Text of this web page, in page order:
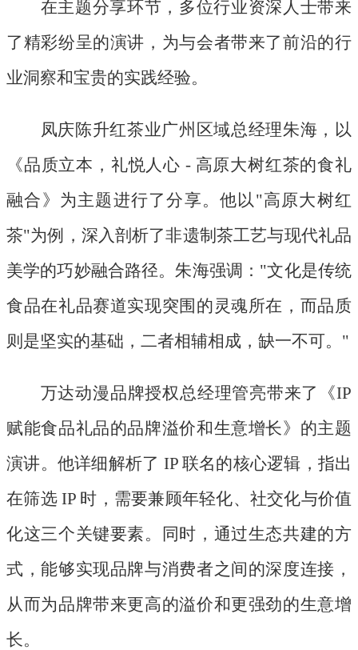
在主题分享环节，多位行业资深人士带来
了精彩纷呈的演讲，为与会者带来了前沿的行
业洞察和宝贵的实践经验。
凤庆陈升红茶业广州区域总经理朱海，以
《品质立本，礼悦人心 - 高原大树红茶的食礼
融合》为主题进行了分享。他以"高原大树红
茶"为例，深入剖析了非遗制茶工艺与现代礼品
美学的巧妙融合路径。朱海强调："文化是传统
食品在礼品赛道实现突围的灵魂所在，而品质
则是坚实的基础，二者相辅相成，缺一不可。"
万达动漫品牌授权总经理管亮带来了《IP
赋能食品礼品的品牌溢价和生意增长》的主题
演讲。他详细解析了 IP 联名的核心逻辑，指出
在筛选 IP 时，需要兼顾年轻化、社交化与价值
化这三个关键要素。同时，通过生态共建的方
式，能够实现品牌与消费者之间的深度连接，
从而为品牌带来更高的溢价和更强劲的生意增
长。